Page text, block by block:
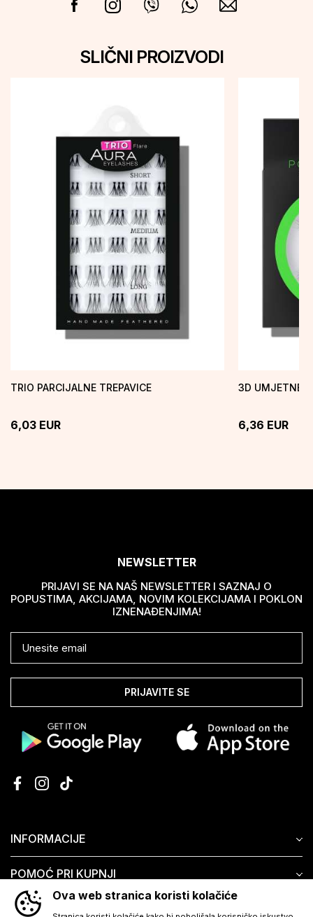
SLIČNI PROIZVODI
TRIO PARCIJALNE TREPAVICE
6,03 EUR
3D UMJETNE
6,36 EUR
INFORMACIJE
POMOĆ PRI KUPNJI
KORISNIČKI SERVIS
NEWSLETTER
PRIJAVI SE NA NAŠ NEWSLETTER I SAZNAJ O
POPUSTIMA, AKCIJAMA, NOVIM KOLEKCIJAMA I POKLON
IZNENAĐENJIMA!
PRIJAVITE SE
Ova web stranica koristi kolačiće